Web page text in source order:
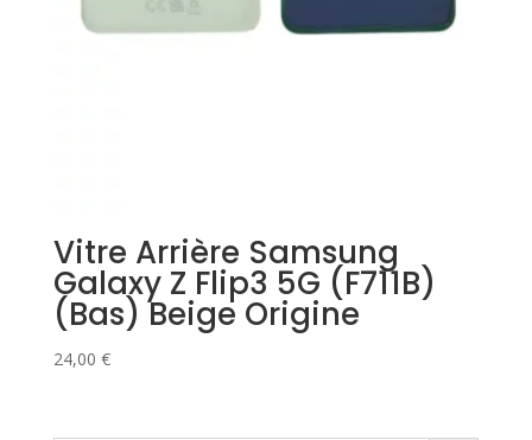
Vitre Arrière Samsung
Galaxy Z Flip3 5G (F711B)
(Bas) Beige Origine
24,00 €